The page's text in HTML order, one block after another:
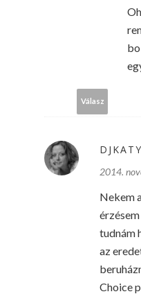
Válasz
DJKATY
2014.
Nekem
tudnám
az
Choice